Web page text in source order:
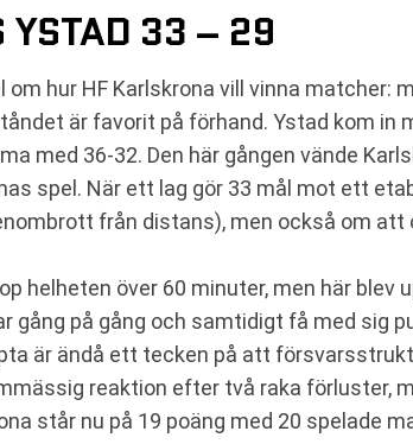
YSTAD 33 – 29
om hur HF Karlskrona vill vinna
är favorit på förhand. Ystad kom in
med 36-32. Den här gången vände
spel. När ett lag gör 33 mål mot ett
från distans), men också om att
helheten över 60 minuter, men här blev
på gång och samtidigt få med sig
är ändå ett tecken på att
reaktion efter två raka förluster,
står nu på 19 poäng med 20 spelade